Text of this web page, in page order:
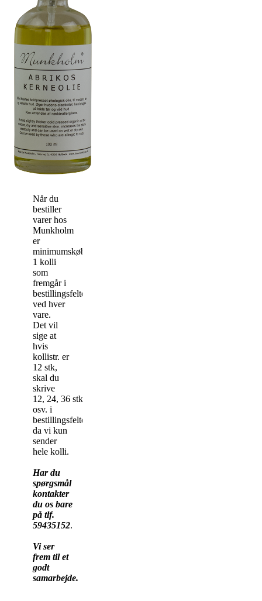
Når du
bestiller
varer hos
Munkholm
er
minimumskøbet
1 kolli
som
fremgår i
bestillingsfeltet
ved hver
vare.
Det vil
sige at
hvis
kollistr. er
12 stk,
skal du
skrive
12, 24, 36 stk
osv. i
bestillingsfeltet,
da vi kun
sender
hele kolli.
Har du
spørgsmål
kontakter
du os bare
på tlf.
59435152.
Vi ser
frem til et
godt
samarbejde.